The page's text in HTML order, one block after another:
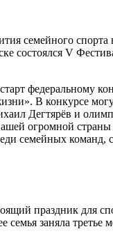
семейного спорта
состоялся V
федеральному
В конкурсе
Дегтярёв и
огромной
семейных команд,
праздник для
заняла третье